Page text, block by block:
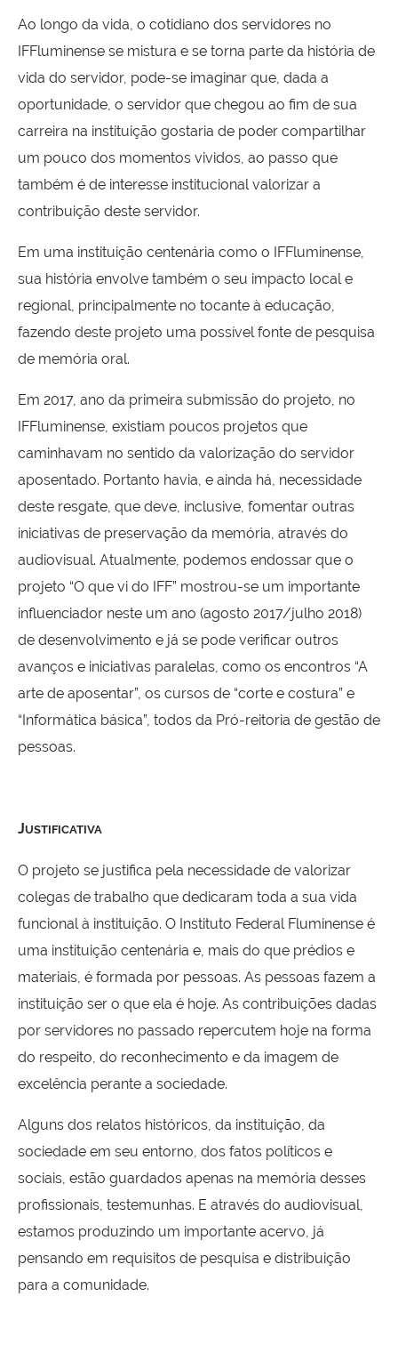
Ao longo da vida, o cotidiano dos servidores no
IFFluminense se mistura e se torna parte da história de
vida do servidor, pode-se imaginar que, dada a
oportunidade, o servidor que chegou ao fim de sua
carreira na instituição gostaria de poder compartilhar
um pouco dos momentos vividos, ao passo que
também é de interesse institucional valorizar a
contribuição deste servidor.
Em uma instituição centenária como o IFFluminense,
sua história envolve também o seu impacto local e
regional, principalmente no tocante à educação,
fazendo deste projeto uma possível fonte de pesquisa
de memória oral.
Em 2017, ano da primeira submissão do projeto, no
IFFluminense, existiam poucos projetos que
caminhavam no sentido da valorização do servidor
aposentado. Portanto havia, e ainda há, necessidade
deste resgate, que deve, inclusive, fomentar outras
iniciativas de preservação da memória, através do
audiovisual. Atualmente, podemos endossar que o
projeto “O que vi do IFF” mostrou-se um importante
influenciador neste um ano (agosto 2017/julho 2018)
de desenvolvimento e já se pode verificar outros
avanços e iniciativas paralelas, como os encontros “A
arte de aposentar”, os cursos de “corte e costura” e
“Informática básica”, todos da Pró-reitoria de gestão de
pessoas.
JUSTIFICATIVA
O projeto se justifica pela necessidade de valorizar
colegas de trabalho que dedicaram toda a sua vida
funcional à instituição. O Instituto Federal Fluminense é
uma instituição centenária e, mais do que prédios e
materiais, é formada por pessoas. As pessoas fazem a
instituição ser o que ela é hoje. As contribuições dadas
por servidores no passado repercutem hoje na forma
do respeito, do reconhecimento e da imagem de
excelência perante a sociedade.
Alguns dos relatos históricos, da instituição, da
sociedade em seu entorno, dos fatos políticos e
sociais, estão guardados apenas na memória desses
profissionais, testemunhas. E através do audiovisual,
estamos produzindo um importante acervo, já
pensando em requisitos de pesquisa e distribuição
para a comunidade.